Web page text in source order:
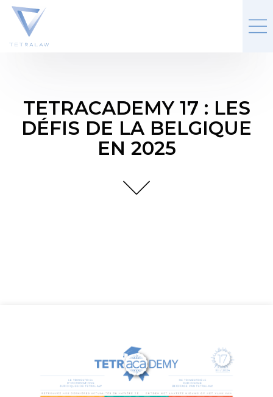
TETRACADEMY 17 : LES
DÉFIS DE LA BELGIQUE
EN 2025